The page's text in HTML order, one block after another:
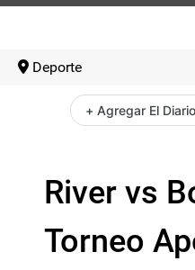
Deporte
+ Agregar El
River vs
Torneo